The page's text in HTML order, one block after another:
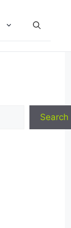
Search